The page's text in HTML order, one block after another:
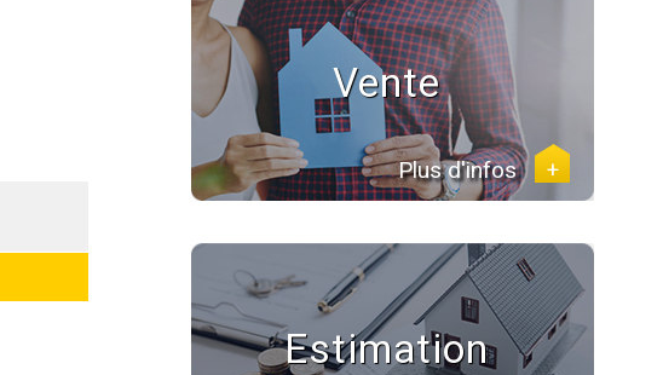
Vente
Plus d'infos +
Estimation